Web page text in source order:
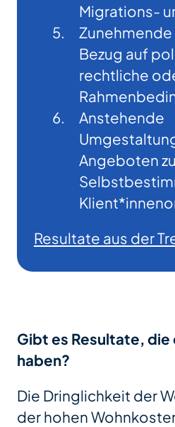
Migrations-
Bezug auf
rechtliche
Anstehende
Angeboten
Resultate aus der
Gibt es Resultate,
haben?
Die Dringlichkeit der
der hohen